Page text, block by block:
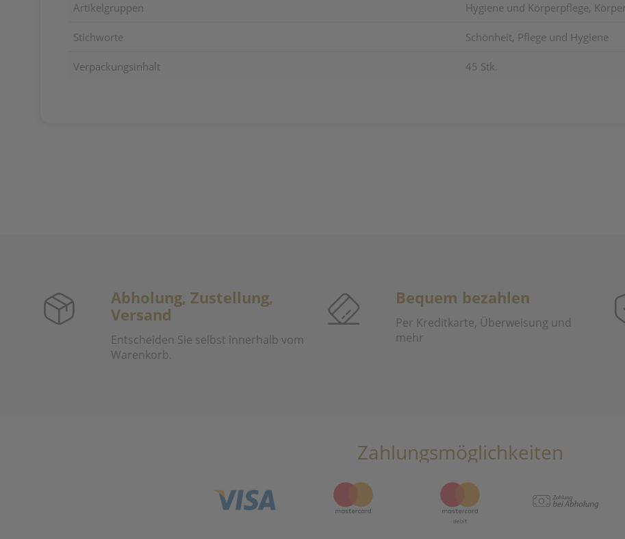
Artikelgruppen Hygiene und Körperpflege,
Stichworte Schönheit, Pflege und Hygiene
Verpackungsinhalt 45 Stk.
Abholung, Zustellung,
Versand
Entscheiden Sie selbst innerhalb vom
Warenkorb.
Bequem bezahlen
Per Kreditkarte, Überweisung und
mehr
Zahlungsmöglichkeiten